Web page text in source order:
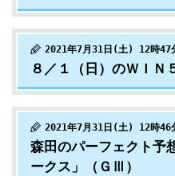
2021年7月31日(土) 12時47
８／１（日）のＷＩＮ
2021年7月31日(土) 12時46
森田のパーフェクト予
ークス」（ＧⅢ）